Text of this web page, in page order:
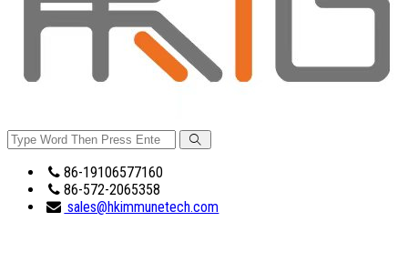
86-19106577160
86-572-2065358
sales@hkimmunetech.com